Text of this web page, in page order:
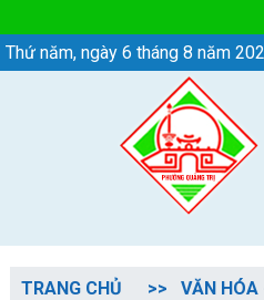
Thứ năm, ngày 6 tháng 8 năm
TRANG CHỦ VĂN HÓA